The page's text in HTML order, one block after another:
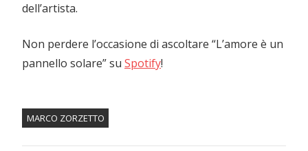
dell’artista.
Non perdere l’occasione di ascoltare “L’amore è un
pannello solare” su Spotify!
MARCO ZORZETTO